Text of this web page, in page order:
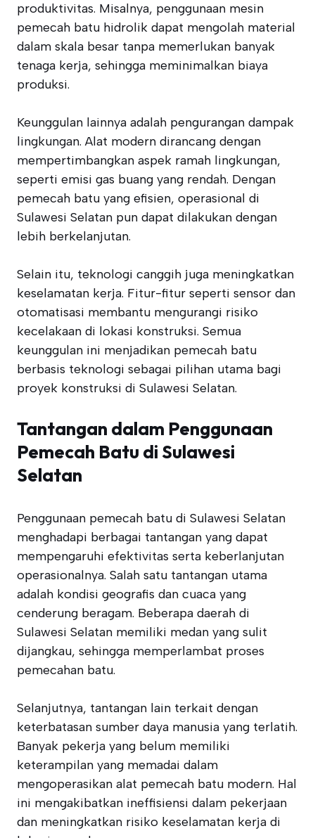
produktivitas. Misalnya, penggunaan mesin
pemecah batu hidrolik dapat mengolah material
dalam skala besar tanpa memerlukan banyak
tenaga kerja, sehingga meminimalkan biaya
produksi.
Keunggulan lainnya adalah pengurangan dampak
lingkungan. Alat modern dirancang dengan
mempertimbangkan aspek ramah lingkungan,
seperti emisi gas buang yang rendah. Dengan
pemecah batu yang efisien, operasional di
Sulawesi Selatan pun dapat dilakukan dengan
lebih berkelanjutan.
Selain itu, teknologi canggih juga meningkatkan
keselamatan kerja. Fitur-fitur seperti sensor dan
otomatisasi membantu mengurangi risiko
kecelakaan di lokasi konstruksi. Semua
keunggulan ini menjadikan pemecah batu
berbasis teknologi sebagai pilihan utama bagi
proyek konstruksi di Sulawesi Selatan.
Tantangan dalam Penggunaan
Pemecah Batu di Sulawesi
Selatan
Penggunaan pemecah batu di Sulawesi Selatan
menghadapi berbagai tantangan yang dapat
mempengaruhi efektivitas serta keberlanjutan
operasionalnya. Salah satu tantangan utama
adalah kondisi geografis dan cuaca yang
cenderung beragam. Beberapa daerah di
Sulawesi Selatan memiliki medan yang sulit
dijangkau, sehingga memperlambat proses
pemecahan batu.
Selanjutnya, tantangan lain terkait dengan
keterbatasan sumber daya manusia yang terlatih.
Banyak pekerja yang belum memiliki
keterampilan yang memadai dalam
mengoperasikan alat pemecah batu modern. Hal
ini mengakibatkan ineffisiensi dalam pekerjaan
dan meningkatkan risiko keselamatan kerja di